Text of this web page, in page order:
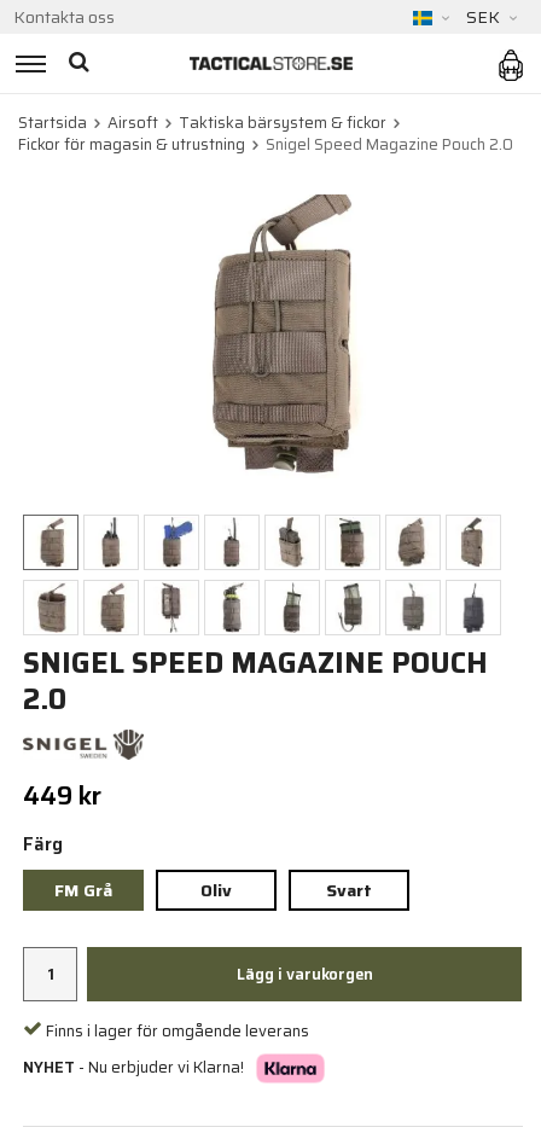
Kontakta oss SEK
Startsida Airsoft
Taktiska bärsystem & fickor
Fickor för magasin & utrustning
Snigel Speed Magazine Pouch 2.0
SNIGEL SPEED MAGAZINE POUCH
2.0
449 kr
Färg
FM Grå Oliv Svart
Lägg i varukorgen
Finns i lager för omgående leverans
NYHET - Nu erbjuder vi Klarna!